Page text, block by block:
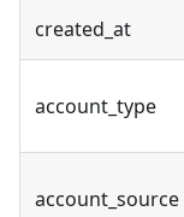
created_at
account_type
account_source